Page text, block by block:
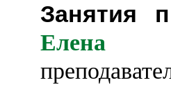
Занятия
Елена